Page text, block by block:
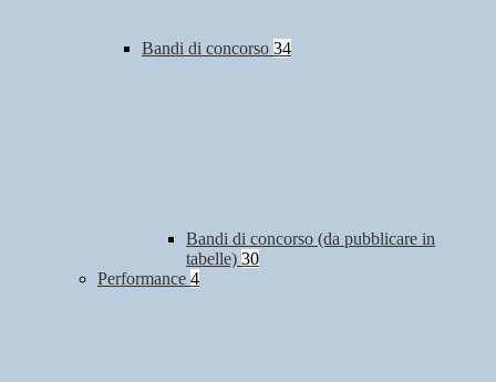
Bandi di concorso 34
Bandi di concorso (da pubblicare in
tabelle) 30
Performance 4